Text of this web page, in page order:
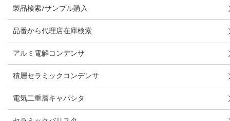
製品検索/サンプル購入
品番から代理店在庫検索
アルミ電解コンデンサ
積層セラミックコンデンサ
電気二重層キャパシタ